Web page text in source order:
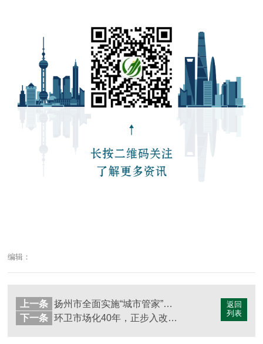
编辑：
返回
列表
上一条
扬州市全面实施“城市管家”一体化改革
下一条
环卫市场化40年，正步入改革的“深水区”